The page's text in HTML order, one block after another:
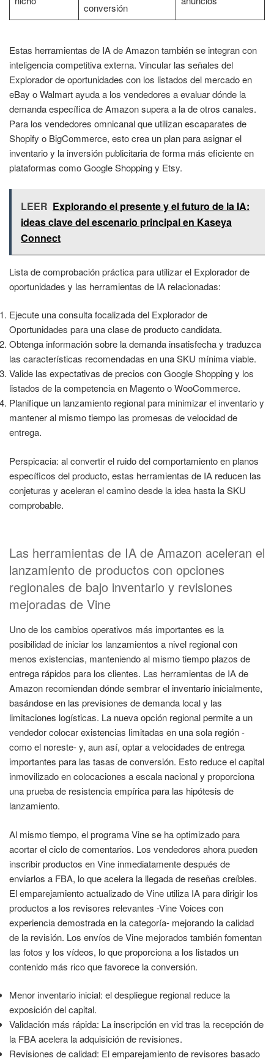
conversión
Estas herramientas de IA de Amazon también se integran con
inteligencia competitiva externa. Vincular las señales del
Explorador de oportunidades con los listados del mercado en
eBay o Walmart ayuda a los vendedores a evaluar dónde la
demanda específica de Amazon supera a la de otros canales.
Para los vendedores omnicanal que utilizan escaparates de
Shopify o BigCommerce, esto crea un plan para asignar el
inventario y la inversión publicitaria de forma más eficiente en
plataformas como Google Shopping y Etsy.
LEER Explorando el presente y el futuro de la IA:
ideas clave del escenario principal en Kaseya
Connect
Lista de comprobación práctica para utilizar el Explorador de
oportunidades y las herramientas de IA relacionadas:
Ejecute una consulta focalizada del Explorador de
Oportunidades para una clase de producto candidata.
Obtenga información sobre la demanda insatisfecha y traduzca
las características recomendadas en una SKU mínima viable.
Valide las expectativas de precios con Google Shopping y los
listados de la competencia en Magento o WooCommerce.
Planifique un lanzamiento regional para minimizar el inventario y
mantener al mismo tiempo las promesas de velocidad de
entrega.
Perspicacia: al convertir el ruido del comportamiento en planos
específicos del producto, estas herramientas de IA reducen las
conjeturas y aceleran el camino desde la idea hasta la SKU
comprobable.
Las herramientas de IA de Amazon aceleran el
lanzamiento de productos con opciones
regionales de bajo inventario y revisiones
mejoradas de Vine
Uno de los cambios operativos más importantes es la
posibilidad de iniciar los lanzamientos a nivel regional con
menos existencias, manteniendo al mismo tiempo plazos de
entrega rápidos para los clientes. Las herramientas de IA de
Amazon recomiendan dónde sembrar el inventario inicialmente,
basándose en las previsiones de demanda local y las
limitaciones logísticas. La nueva opción regional permite a un
vendedor colocar existencias limitadas en una sola región -
como el noreste- y, aun así, optar a velocidades de entrega
importantes para las tasas de conversión. Esto reduce el capital
inmovilizado en colocaciones a escala nacional y proporciona
una prueba de resistencia empírica para las hipótesis de
lanzamiento.
Al mismo tiempo, el programa Vine se ha optimizado para
acortar el ciclo de comentarios. Los vendedores ahora pueden
inscribir productos en Vine inmediatamente después de
enviarlos a FBA, lo que acelera la llegada de reseñas creíbles.
El emparejamiento actualizado de Vine utiliza IA para dirigir los
productos a los revisores relevantes -Vine Voices con
experiencia demostrada en la categoría- mejorando la calidad
de la revisión. Los envíos de Vine mejorados también fomentan
las fotos y los vídeos, lo que proporciona a los listados un
contenido más rico que favorece la conversión.
Menor inventario inicial: el despliegue regional reduce la
exposición del capital.
Validación más rápida: La inscripción en vid tras la recepción de
la FBA acelera la adquisición de revisiones.
Revisiones de calidad: El emparejamiento de revisores basado